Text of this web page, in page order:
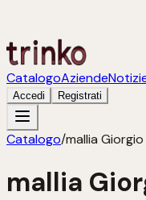
CatalogoAziende
Accedi Registrati
Catalogo/mallia Giorgio
mallia